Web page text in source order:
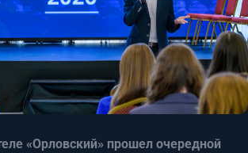
«Орловский» прошел очередной